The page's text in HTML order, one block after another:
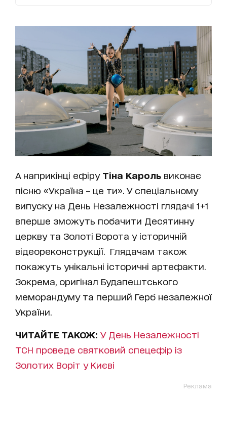
А наприкінці ефіру Тіна Кароль виконає
пісню «Україна – це ти». У спеціальному
випуску на День Незалежності глядачі 1+1
вперше зможуть побачити Десятинну
церкву та Золоті Ворота у історичній
відеореконструкції. Глядачам також
покажуть унікальні історичні артефакти.
Зокрема, оригінал Будапештського
меморандуму та перший Герб незалежної
України.
ЧИТАЙТЕ ТАКОЖ: У День Незалежності
ТСН проведе святковий спецефір із
Золотих Воріт у Києві
Реклама